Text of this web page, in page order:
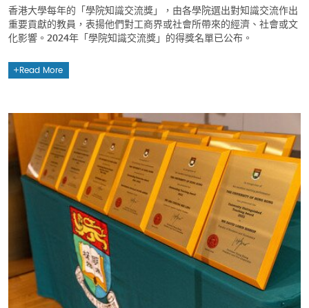
香港大學每年的「學院知識交流獎」，由各學院選出對知識交流作出
重要貢獻的教員，表揚他們對工商界或社會所帶來的經濟、社會或文
化影響。2024年「學院知識交流獎」的得獎名單已公布。
Read More